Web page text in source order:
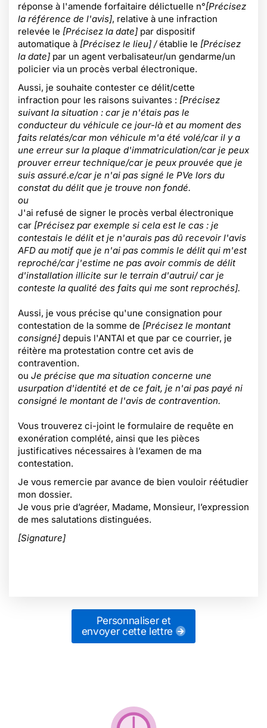
réponse à l'amende forfaitaire délictuelle n°[Précisez
la référence de l'avis], relative à une infraction
relevée le [Précisez la date] par dispositif
automatique à [Précisez le lieu] /établie le [Précisez
la date] par un agent verbalisateur/un gendarme/un
policier via un procès verbal électronique.
Aussi, je souhaite contester ce délit/cette
infraction pour les raisons suivantes : [Précisez
suivant la situation : car je n'étais pas le
conducteur du véhicule ce jour-là et au moment des
faits relatés/car mon véhicule m'a été volé/car il y a
une erreur sur la plaque d'immatriculation/car je peux
prouver erreur technique/car je peux prouvée que je
suis assuré.e/car je n'ai pas signé le PVe lors du
constat du délit que je trouve non fondé.
ou
J'ai refusé de signer le procès verbal électronique
car [Précisez par exemple si cela est le cas : je
contestais le délit et je n'aurais pas dû recevoir l'avis
AFD au motif que je n'ai pas commis le délit qui m'est
reproché/car j'estime ne pas avoir commis de délit
d'installation illicite sur le terrain d'autrui/ car je
conteste la qualité des faits qui me sont reprochés].
Aussi, je vous précise qu'une consignation pour
contestation de la somme de [Précisez le montant
consigné] depuis l'ANTAI et que par ce courrier, je
réitère ma protestation contre cet avis de
contravention.
ou Je précise que ma situation concerne une
usurpation d'identité et de ce fait, je n'ai pas payé ni
consigné le montant de l'avis de contravention.
Vous trouverez ci-joint le formulaire de requête en
exonération complété, ainsi que les pièces
justificatives nécessaires à l’examen de ma
contestation.
Je vous remercie par avance de bien vouloir réétudier
mon dossier.
Je vous prie d’agréer, Madame, Monsieur, l’expression
de mes salutations distinguées.
[Signature]
Personnaliser et
envoyer cette lettre